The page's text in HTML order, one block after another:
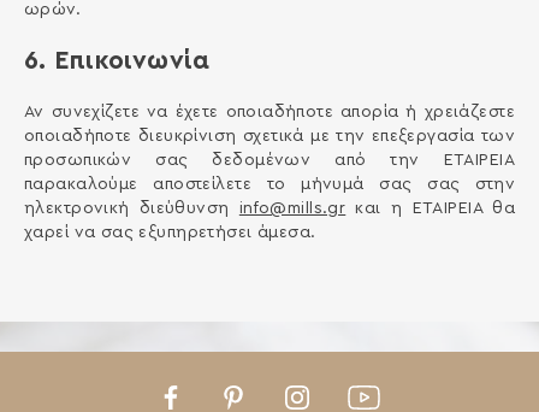
ωρών.
6. Επικοινωνία
Αν συνεχίζετε να έχετε οποιαδήποτε απορία ή χρειάζεστε
οποιαδήποτε διευκρίνιση σχετικά με την επεξεργασία των
προσωπικών σας δεδομένων από την ΕΤΑΙΡΕΙΑ
παρακαλούμε αποστείλετε το μήνυμά σας σας στην
ηλεκτρονική διεύθυνση info@mills.gr και η ΕΤΑΙΡΕΙΑ θα
χαρεί να σας εξυπηρετήσει άμεσα.
FacebookPinterestInstagramYoutube